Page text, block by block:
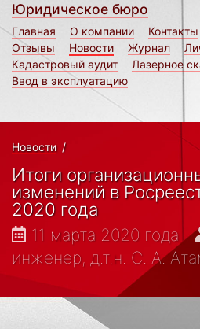
Юридическое бюро
Главная О компании Контакты
Отзывы
Новости Журнал
Кадастровый аудит
Лазерное
Ввод в эксплуатацию
Новости /
Итоги
изменений в
2020 года
11 марта 2020 года
инженер, д.т.н. С. А.